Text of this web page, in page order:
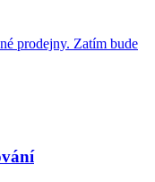
prodejny. Zatím bude